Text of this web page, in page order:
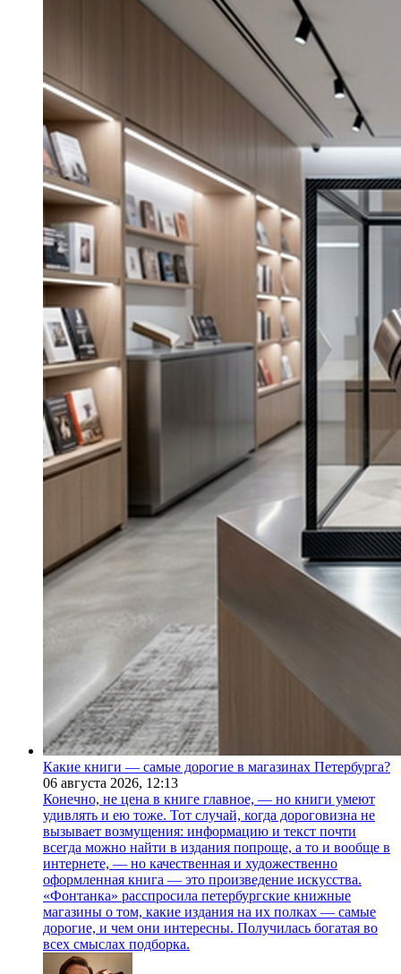
Какие книги — самые дорогие в магазинах Петербурга?
06 августа 2026, 12:13
Конечно, не цена в книге главное, — но книги умеют
удивлять и ею тоже. Тот случай, когда дороговизна не
вызывает возмущения: информацию и текст почти
всегда можно найти в издания попроще, а то и вообще в
интернете, — но качественная и художественно
оформленная книга — это произведение искусства.
«Фонтанка» расспросила петербургские книжные
магазины о том, какие издания на их полках — самые
дорогие, и чем они интересны. Получилась богатая во
всех смыслах подборка.